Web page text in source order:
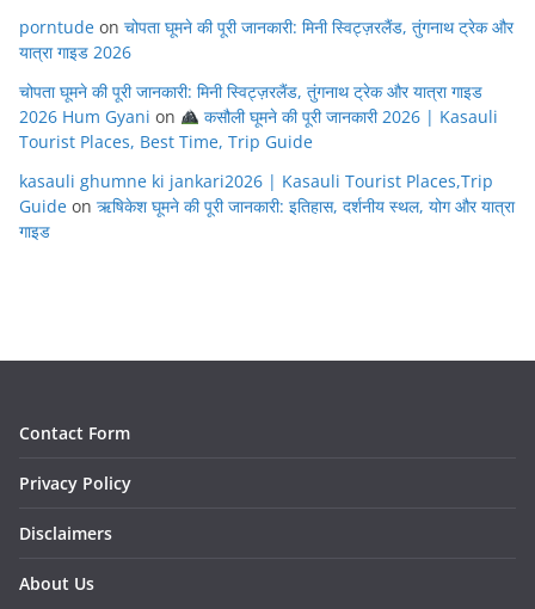
porntude on चोपता घूमने की पूरी जानकारी: मिनी स्विट्ज़रलैंड, तुंगनाथ ट्रेक और
यात्रा गाइड 2026
चोपता घूमने की पूरी जानकारी: मिनी स्विट्ज़रलैंड, तुंगनाथ ट्रेक और यात्रा गाइड
2026 Hum Gyani on
कसौली घूमने की पूरी जानकारी 2026 | Kasauli
Tourist Places, Best Time, Trip Guide
kasauli ghumne ki jankari2026 | Kasauli Tourist Places,Trip
Guide on ऋषिकेश घूमने की पूरी जानकारी: इतिहास, दर्शनीय स्थल, योग और यात्रा
गाइड
Contact Form
Privacy Policy
Disclaimers
About Us